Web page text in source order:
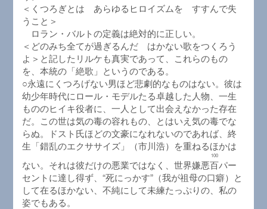
＜くつろぎとは あらゆるヒロイズムを すすんで失
うこと＞
ロラン・バルトの定義は絶対的に正しい。
＜どのみち全てが過ぎるんだ はかない歌をつくろう
よ＞と記したリルケも真実であって、これらのもの
を、本統の「絶歌」というのである。
○永遠にくつろげない男ほど悲劇的なものはない。彼は
幼少年時代にロール・モデルたる卓越した人物、一生
もののヒイキ役者に、一人として出会えなかった存在
だ。この世は気の毒の容れもの、とはいえ気の毒でな
らぬ。ドスト氏ほどの文豪になれないのであれば、終
生「錯乱のエクササイズ」（市川浩）を重ねるほかは
ない。それは彼だけの悪業ではなく、世界嫌悪百
100
パー
セントに達し得ず、“死にっかす”（我が祖母の口癖）と
して在るほかない、不純にして未練たっぷりの、私の
姿でもある。